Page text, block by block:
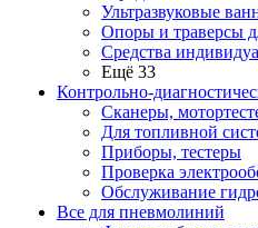
Ультразвуковые
Опоры и траверсы
Средства
Ещё 33
Контрольно-
Сканеры,
Для топливной
Приборы, тестеры
Проверка
Обслуживание
Все для пневмолиний